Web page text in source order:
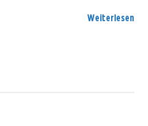
Weiterlesen